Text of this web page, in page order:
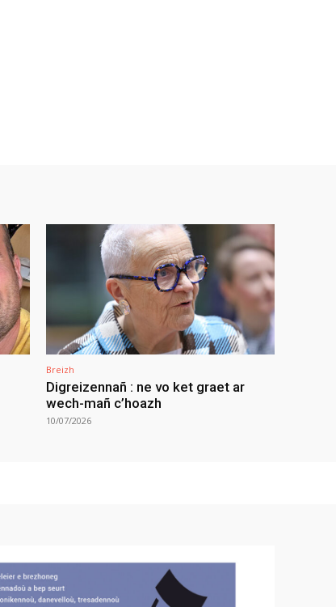
Breizh
Digreizennañ : ne vo ket graet ar
wech-mañ c’hoazh
10/07/2026